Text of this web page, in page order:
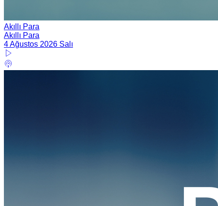
Akıllı Para
Akıllı Para
4 Ağustos 2026 Salı